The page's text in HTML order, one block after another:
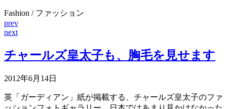
Fashion / ファッション
prev
next
チャールズ皇太子も、胸毛を見せます
2012年6月14日
英「ガーディアン」紙が掲載する、チャールズ皇太子のファ